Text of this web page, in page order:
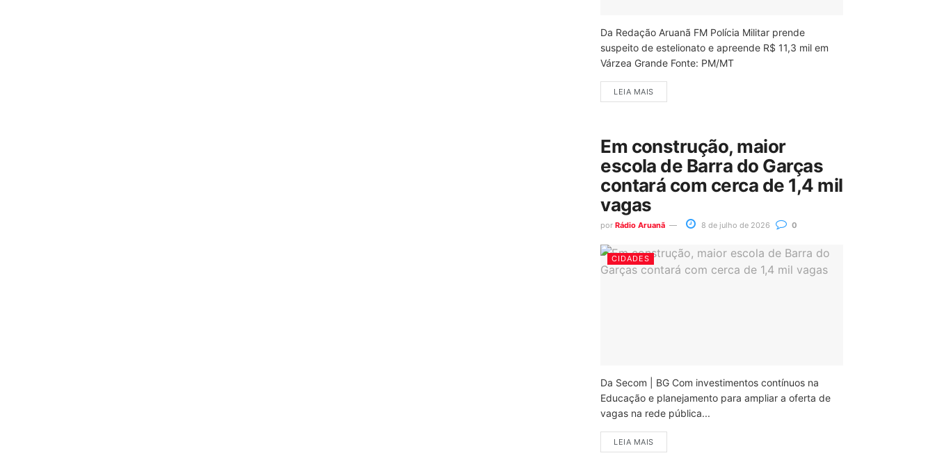
Da Redação Aruanã FM Polícia Militar prende
suspeito de estelionato e apreende R$ 11,3 mil em
Várzea Grande Fonte: PM/MT
LEIA MAIS
Em construção, maior
escola de Barra do Garças
contará com cerca de 1,4 mil
vagas
por Rádio Aruanã 8 de julho de 2026 0
CIDADES
Da Secom | BG Com investimentos contínuos na
Educação e planejamento para ampliar a oferta de
vagas na rede pública...
LEIA MAIS